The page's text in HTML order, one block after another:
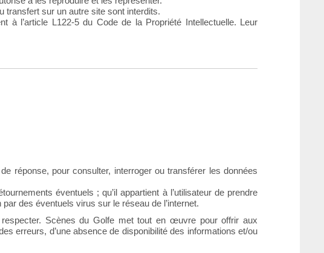
transfert sur un autre site sont interdits.
l’article L122-5 du Code de la Propriété Intellectuelle. Leur
réponse, pour consulter, interroger ou transférer les données
éventuels ; qu’il appartient à l’utilisateur de prendre
des éventuels virus sur le réseau de l’internet.
Scènes du Golfe met tout en œuvre pour offrir aux
erreurs, d’une absence de disponibilité des informations et/ou